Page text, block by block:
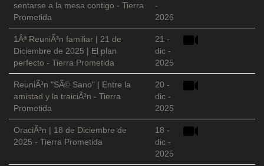
sentarse a la mesa contigo - Tierra
Prometida
-
2026
1Âª ReuniÃ³n familiar | 21 de
Diciembre de 2025 | El plan
perfecto - Tierra Prometida
21 -
dic -
2025
ReuniÃ³n "SÃ© Sano" | Entre la
amistad y la traiciÃ³n - Tierra
Prometida
20 -
dic -
2025
OraciÃ³n | 18 de Diciembre de
2025 - Tierra Prometida
18 -
dic -
2025